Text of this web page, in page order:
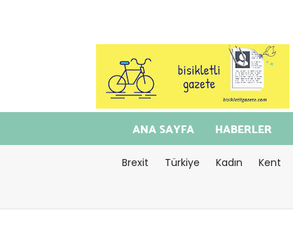
ANA SAYFA HABERLER
Brexit Türkiye Kadın Kent